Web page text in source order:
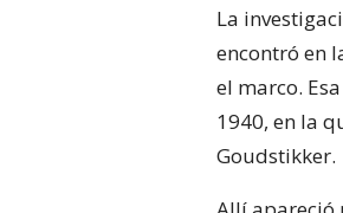
La
encontró en
el marco.
1940, en la
Goudstikker.